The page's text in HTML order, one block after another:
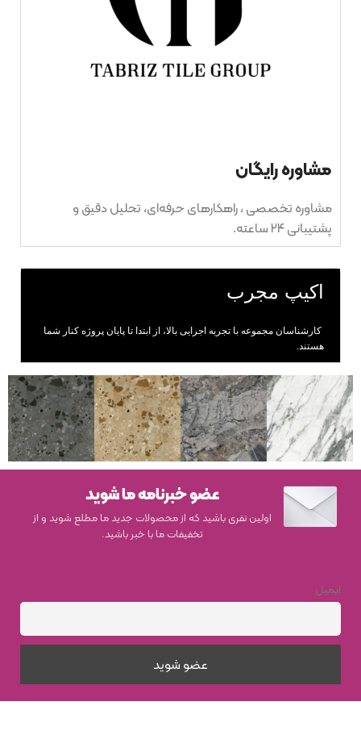
مشاوره رایگان
مشاوره تخصصی ، راهکارهای حرفه‌ای، تحلیل دقیق و
پشتیبانی ۲۴ ساعته.
اکیپ مجرب
کارشناسان مجموعه با تجربه اجرایی بالا، از ابتدا تا پایان پروژه کنار شما
هستند.
عضو خبرنامه ما شوید
اولین نفری باشید که از محصولات جدید ما مطلع شوید و از
تخفیفات ما با خبر باشید.
ایمیل